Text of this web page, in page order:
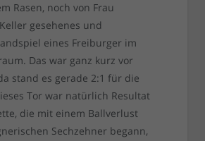
Rasen, noch von Frau
gesehenes und
eines Freiburger im
Das war ganz kurz vor
stand es gerade 2:1 für die
Tor war natürlich Resultat
die mit einem Ballverlust
Sechzehner begann,